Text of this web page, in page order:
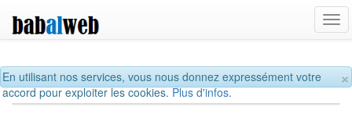
×
En utilisant nos services, vous nous donnez expressément votre
accord pour exploiter les cookies.Plus d'infos.